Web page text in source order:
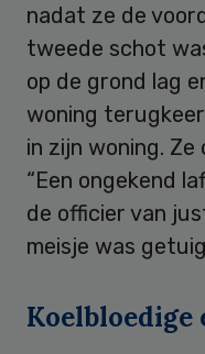
nadat ze de
tweede schot
op de grond lag
woning
in zijn woning.
“Een ongekend
de officier van
meisje was
Koelbloedige